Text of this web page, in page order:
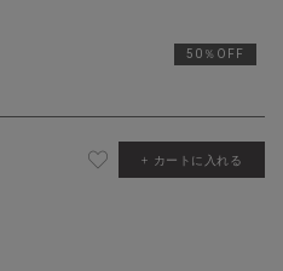
50％OFF
カートに入れる